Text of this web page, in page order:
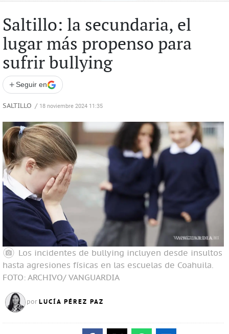
Saltillo: la secundaria, el
lugar más propenso para
sufrir bullying
+ Seguir en
SALTILLO / 18 noviembre 2024 11:35
Los incidentes de bullying incluyen desde insultos
hasta agresiones físicas en las escuelas de Coahuila.
FOTO: ARCHIVO/ VANGUARDIA
por LUCÍA PÉREZ PAZ